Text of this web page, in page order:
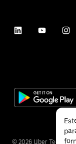
© 2026 Uber